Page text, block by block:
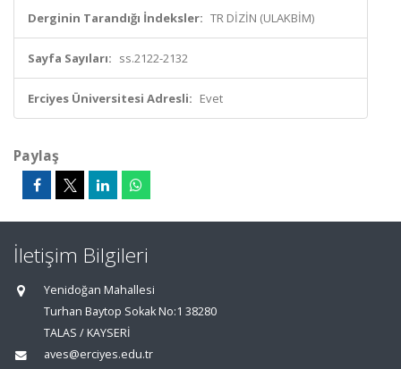
Derginin Tarandığı İndeksler: TR DİZİN (ULAKBİM)
Sayfa Sayıları: ss.2122-2132
Erciyes Üniversitesi Adresli: Evet
Paylaş
İletişim Bilgileri
Yenidoğan Mahallesi
Turhan Baytop Sokak No:1 38280
TALAS / KAYSERİ
aves@erciyes.edu.tr